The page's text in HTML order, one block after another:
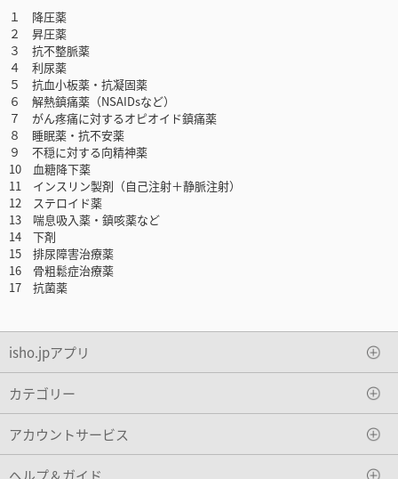
１ 降圧薬
２ 昇圧薬
３ 抗不整脈薬
４ 利尿薬
５ 抗血小板薬・抗凝固薬
６ 解熱鎮痛薬（NSAIDsなど）
７ がん疼痛に対するオピオイド鎮痛薬
８ 睡眠薬・抗不安薬
９ 不穏に対する向精神薬
10 血糖降下薬
11 インスリン製剤（自己注射＋静脈注射）
12 ステロイド薬
13 喘息吸入薬・鎮咳薬など
14 下剤
15 排尿障害治療薬
16 骨粗鬆症治療薬
17 抗菌薬
isho.jpアプリ
カテゴリー
アカウントサービス
ヘルプ＆ガイド